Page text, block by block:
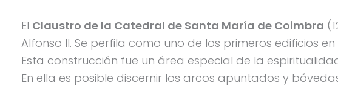
El Claustro de la Catedral de Santa María de Coimbra
Alfonso ll. Se perfila como uno de los primeros edificios
Esta construcción fue un área especial de la
En ella es posible discernir los arcos apuntados y